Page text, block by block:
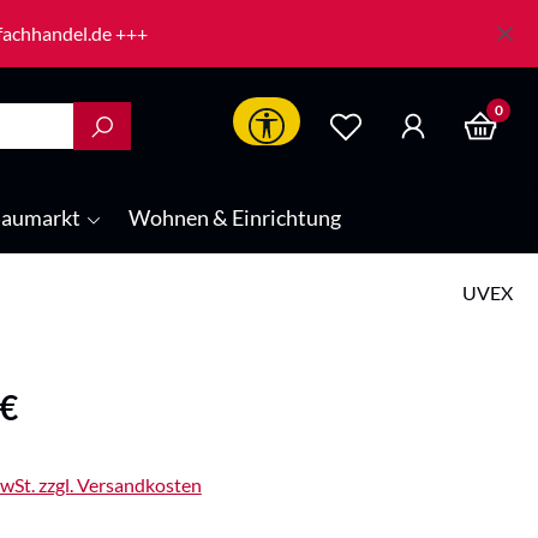
+++
Werkzeugleiste anzeigen
0
Wohnen & Einrichtung
UVEX
zzgl. Versandkosten